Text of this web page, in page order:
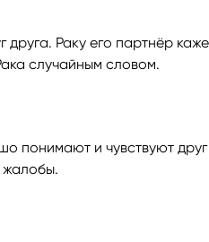
Раку его партнёр
случайным словом.
понимают и чувствуют
жалобы.